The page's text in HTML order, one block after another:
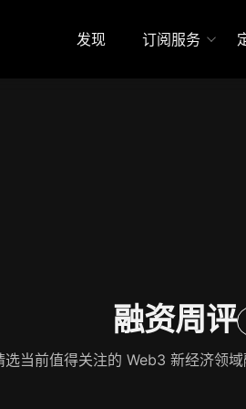
发现 订阅服务
融资周评
选当前值得关注的 Web3 新经济领